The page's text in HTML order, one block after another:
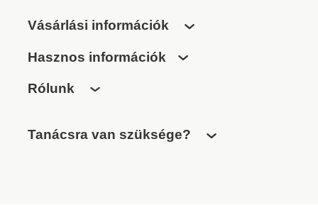
Vásárlási információk
Hasznos információk
Rólunk
Tanácsra van szüksége?